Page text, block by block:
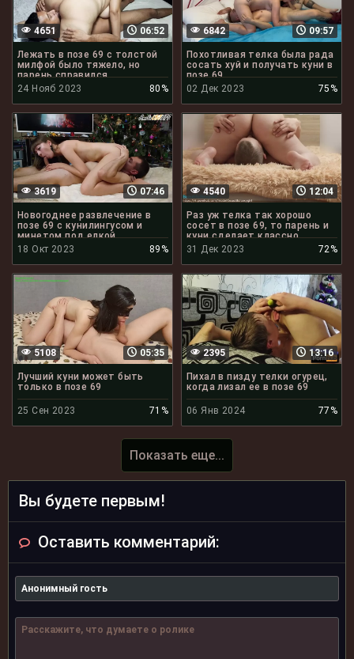
06:52
4651
Лежать в позе 69 с толстой
милфой было тяжело, но
парень справился
24 Нояб 2023
80%
09:57
6842
Похотливая телка была рада
сосать хуй и получать куни в
позе 69
02 Дек 2023
75%
07:46
3619
Новогоднее развлечение в
позе 69 с кунилингусом и
минетом под елкой
18 Окт 2023
89%
12:04
4540
Раз уж телка так хорошо
сосет в позе 69, то парень и
куни сделает классно
31 Дек 2023
72%
05:35
5108
Лучший куни может быть
только в позе 69
25 Сен 2023 71%
13:16
2395
Пихал в пизду телки огурец,
когда лизал ее в позе 69
06 Янв 2024 77%
Показать еще...
Вы будете первым!
Оставить комментарий: